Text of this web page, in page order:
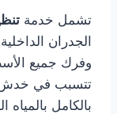
تشمل خدمة
الجدران
وفرك جميع
تتسبب في خدش
بالكامل بالمياه